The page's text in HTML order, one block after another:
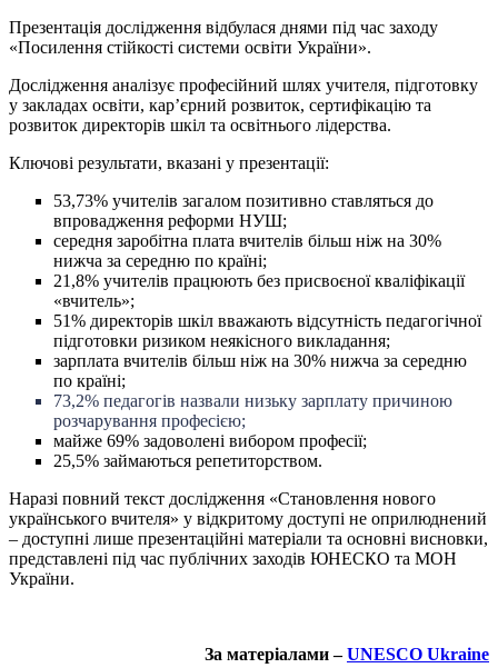
Презентація дослідження відбулася днями під час заходу
«Посилення стійкості системи освіти України».
Дослідження аналізує професійний шлях учителя, підготовку
у закладах освіти, кар’єрний розвиток, сертифікацію та
розвиток директорів шкіл та освітнього лідерства.
Ключові результати, вказані у презентації:
53,73% учителів загалом позитивно ставляться до
впровадження реформи НУШ;
середня заробітна плата вчителів більш ніж на 30%
нижча за середню по країні;
21,8% учителів працюють без присвоєної кваліфікації
«вчитель»;
51% директорів шкіл вважають відсутність педагогічної
підготовки ризиком неякісного викладання;
зарплата вчителів більш ніж на 30% нижча за середню
по країні;
73,2% педагогів назвали низьку зарплату причиною
розчарування професією;
майже 69% задоволені вибором професії;
25,5% займаються репетиторством.
Наразі повний текст дослідження «Становлення нового
українського вчителя» у відкритому доступі не оприлюднений
– доступні лише презентаційні матеріали та основні висновки,
представлені під час публічних заходів ЮНЕСКО та МОН
України.
За матеріалами –UNESCO Ukraine